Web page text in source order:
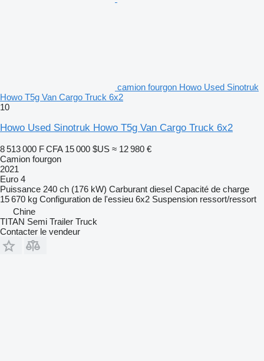
camion fourgon Howo Used Sinotruk
Howo T5g Van Cargo Truck 6x2
10
Howo Used Sinotruk Howo T5g Van Cargo Truck 6x2
8 513 000 F CFA 15 000 $US ≈ 12 980 €
Camion fourgon
2021
Euro 4
Puissance 240 ch (176 kW) Carburant diesel Capacité de charge
15 670 kg Configuration de l'essieu 6x2 Suspension ressort/ressort
Chine
TITAN Semi Trailer Truck
Contacter le vendeur